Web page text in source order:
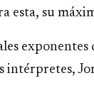
esta, su